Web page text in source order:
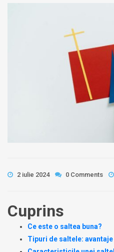
2 iulie 2024 0 Comments
Cuprins
Ce este o saltea buna?
Tipuri de saltele: